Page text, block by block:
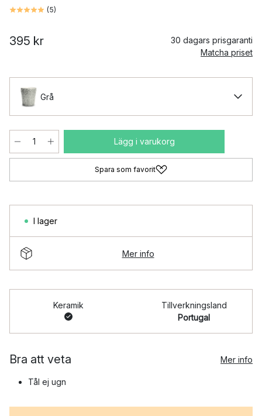
(5)
395 kr
30 dagars prisgaranti
Matcha priset
Grå
Lägg i varukorg
Spara som favorit
I lager
Mer info
Keramik
Tillverkningsland
Portugal
Bra att veta Mer info
Tål ej ugn